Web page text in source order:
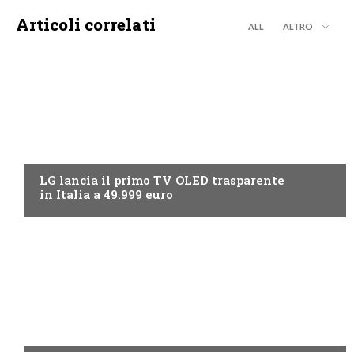
Articoli correlati ALL ALTRO
LG lancia il primo TV OLED trasparente
in Italia a 49.999 euro